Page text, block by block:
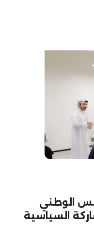
الوطني
السياسية